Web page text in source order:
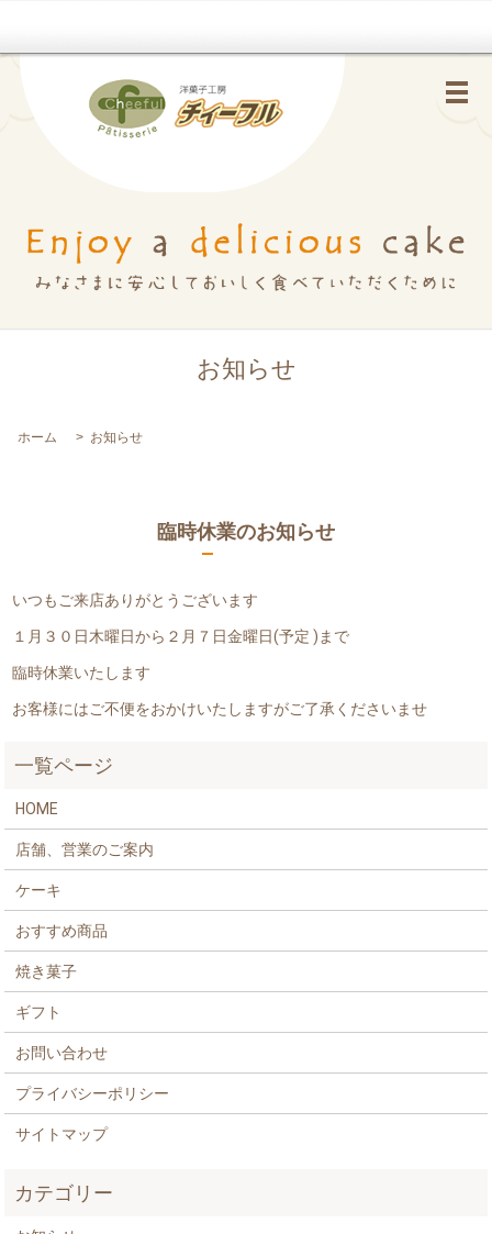
メ
お知らせ
ホーム お知らせ
臨時休業のお知らせ
いつもご来店ありがとうございます
１月３０日木曜日から２月７日金曜日(予定 )まで
臨時休業いたします
お客様にはご不便をおかけいたしますがご了承くださいませ
一覧ページ
HOME
店舗、営業のご案内
ケーキ
おすすめ商品
焼き菓子
ギフト
お問い合わせ
プライバシーポリシー
サイトマップ
カテゴリー